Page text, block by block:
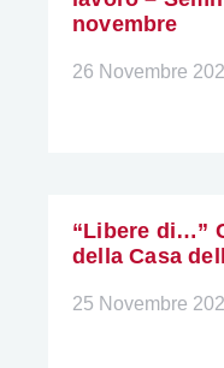
novembre
26 Novembre
“Libere di…”
della Casa
25 Novembre